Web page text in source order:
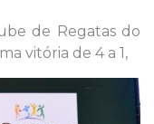
de Regatas do
vitória de 4 a 1,